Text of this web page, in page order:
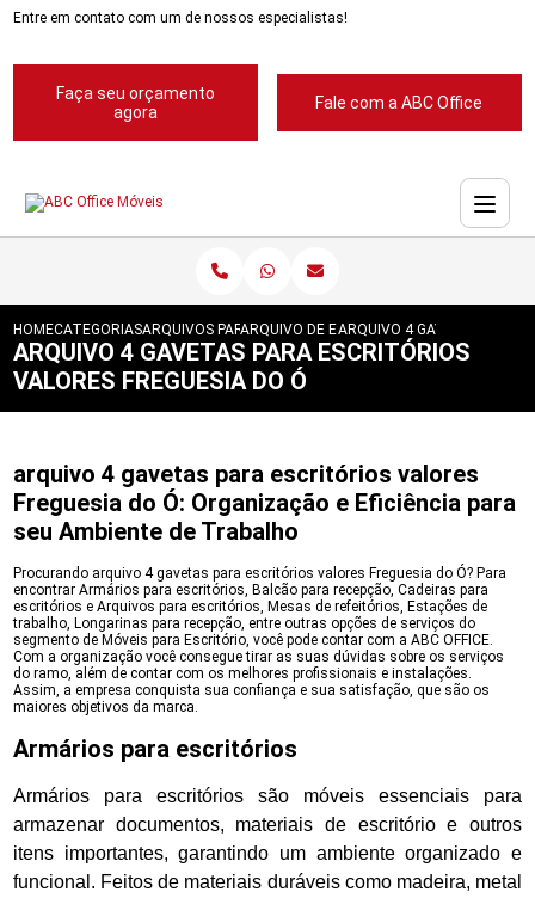
Entre em contato com um de nossos especialistas!
Faça seu orçamento
agora
Fale com a ABC Office
HOMECATEGORIASARQUIVOS PARA ESCRITORIOS
ARQUIVO DE ESCRITORIOSARQUIVO 4 GAVETAS PARA
ARQUIVO 4 GAVETAS PARA ESCRITÓRIOS
VALORES FREGUESIA DO Ó
arquivo 4 gavetas para escritórios valores
Freguesia do Ó: Organização e Eficiência para
seu Ambiente de Trabalho
Procurando arquivo 4 gavetas para escritórios valores Freguesia do Ó? Para
encontrar Armários para escritórios, Balcão para recepção, Cadeiras para
escritórios e Arquivos para escritórios, Mesas de refeitórios, Estações de
trabalho, Longarinas para recepção, entre outras opções de serviços do
segmento de Móveis para Escritório, você pode contar com a ABC OFFICE.
Com a organização você consegue tirar as suas dúvidas sobre os serviços
do ramo, além de contar com os melhores profissionais e instalações.
Assim, a empresa conquista sua confiança e sua satisfação, que são os
maiores objetivos da marca.
Armários para escritórios
Armários para escritórios são móveis essenciais para
armazenar documentos, materiais de escritório e outros
itens importantes, garantindo um ambiente organizado e
funcional. Feitos de materiais duráveis como madeira, metal